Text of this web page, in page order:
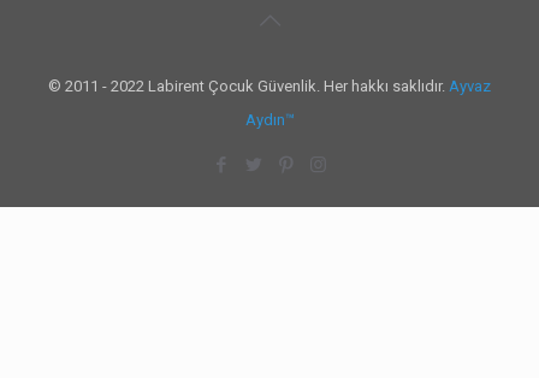
© 2011 - 2022 Labirent Çocuk Güvenlik. Her hakkı saklıdır. Ayvaz
Aydın™